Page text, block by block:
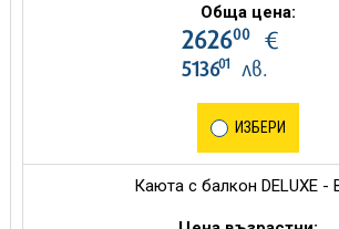
Обща цена:
262600€
513601 лв.
ИЗБЕРИ
Каюта с балкон DELUXE -